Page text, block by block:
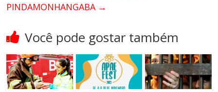
PINDAMONHANGABA →
Você pode gostar também